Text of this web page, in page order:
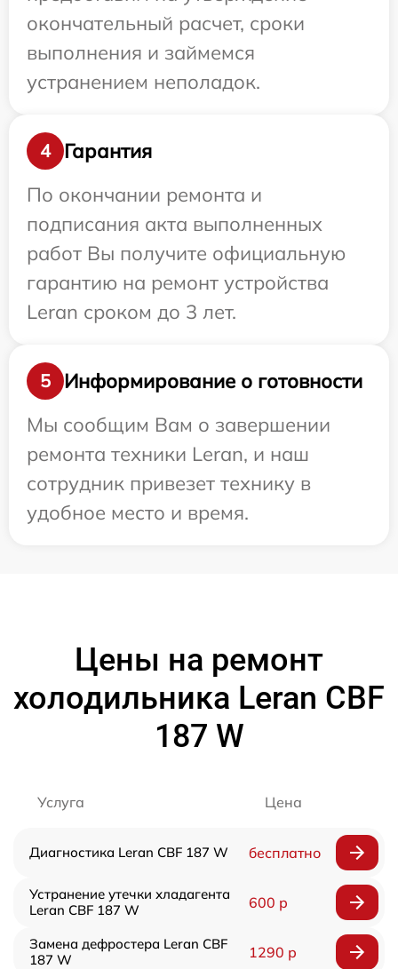
окончательный расчет, сроки
выполнения и займемся
устранением неполадок.
4
Гарантия
По окончании ремонта и
подписания акта выполненных
работ Вы получите официальную
гарантию на ремонт устройства
Leran сроком до 3 лет.
5
Информирование о готовности
Мы сообщим Вам о завершении
ремонта техники Leran, и наш
сотрудник привезет технику в
удобное место и время.
Цены на ремонт
холодильника Leran CBF
187 W
Услуга Цена
Диагностика Leran CBF 187 W бесплатно
Устранение утечки хладагента
Leran CBF 187 W
600 р
Замена дефростера Leran CBF
187 W
1290 р